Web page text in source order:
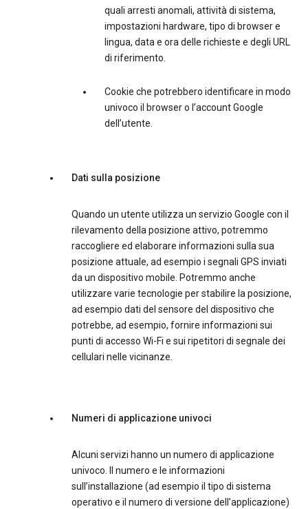
quali arresti anomali, attività di sistema,
impostazioni hardware, tipo di browser e
lingua, data e ora delle richieste e degli URL
di riferimento.
Cookie che potrebbero identificare in modo
univoco il browser o l’account Google
dell’utente.
Dati sulla posizione
Quando un utente utilizza un servizio Google con il
rilevamento della posizione attivo, potremmo
raccogliere ed elaborare informazioni sulla sua
posizione attuale, ad esempio i segnali GPS inviati
da un dispositivo mobile. Potremmo anche
utilizzare varie tecnologie per stabilire la posizione,
ad esempio dati del sensore del dispositivo che
potrebbe, ad esempio, fornire informazioni sui
punti di accesso Wi-Fi e sui ripetitori di segnale dei
cellulari nelle vicinanze.
Numeri di applicazione univoci
Alcuni servizi hanno un numero di applicazione
univoco. Il numero e le informazioni
sull’installazione (ad esempio il tipo di sistema
operativo e il numero di versione dell’applicazione)